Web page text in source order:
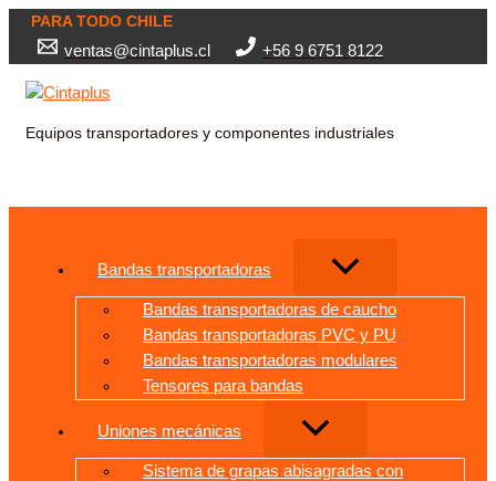
PARA TODO CHILE
ventas@cintaplus.cl +56 9 6751 8122
Equipos transportadores y componentes industriales
Bandas transportadoras
Bandas transportadoras de caucho
Bandas transportadoras PVC y PU
Bandas transportadoras modulares
Tensores para bandas
Uniones mecánicas
Sistema de grapas abisagradas con